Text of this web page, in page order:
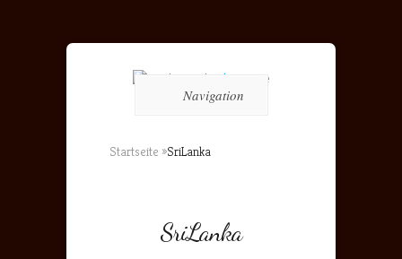
Navigation
Startseite »SriLanka
SriLanka